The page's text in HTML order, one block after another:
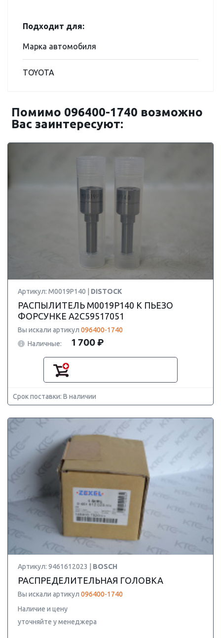
Подходит для:
Марка автомобиля
TOYOTA
Помимо 096400-1740 возможно
Вас заинтересуют:
Артикул: M0019P140 | DISTOCK
РАСПЫЛИТЕЛЬ M0019P140 К ПЬЕЗО
ФОРСУНКЕ A2C59517051
Вы искали артикул 096400-1740
Наличные:
1 700 ₽
Срок поставки: В наличии
Артикул: 9461612023 | BOSCH
РАСПРЕДЕЛИТЕЛЬНАЯ ГОЛОВКА
Вы искали артикул 096400-1740
Наличие и цену
уточняйте у менеджера